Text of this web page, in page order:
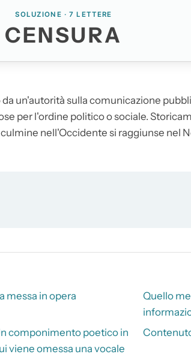
SOLUZIONE · 7 LETTERE
CENSURA
un'autorità sulla comunicazione
per l'ordine politico o sociale.
nell'Occidente si raggiunse nel
messa in opera
Quello
componimento poetico in
viene omessa una vocale